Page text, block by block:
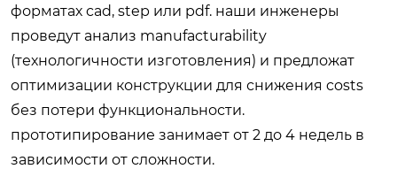
форматах cad, step или pdf. наши инженеры
проведут анализ manufacturability
(технологичности изготовления) и предложат
оптимизации конструкции для снижения costs
без потери функциональности.
прототипирование занимает от 2 до 4 недель в
зависимости от сложности.